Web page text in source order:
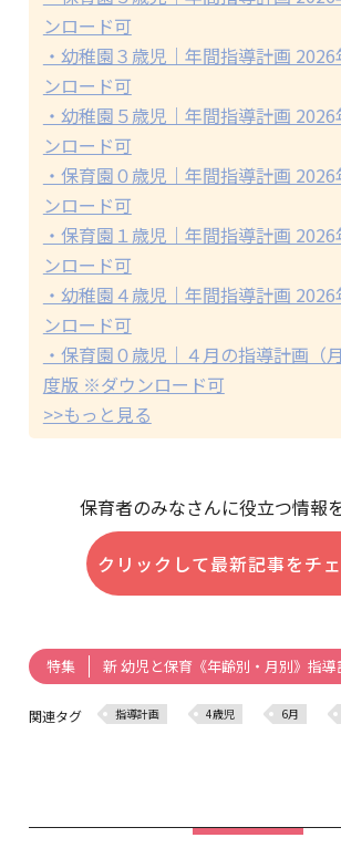
ンロード可
・幼稚園３歳児｜年間指導計画
ンロード可
・幼稚園５歳児｜年間指導計画
ンロード可
・保育園０歳児｜年間指導計画
ンロード可
・保育園１歳児｜年間指導計画
ンロード可
・幼稚園４歳児｜年間指導計画
ンロード可
・保育園０歳児｜４月の指導計画（
度版 ※ダウンロード可
>>もっと見る
保育者のみなさんに役立つ情報
クリックして最新記事をチェ
特集 新 幼児と保育《年齢別・月別》指導
関連タグ 指導計画 4歳児 6月